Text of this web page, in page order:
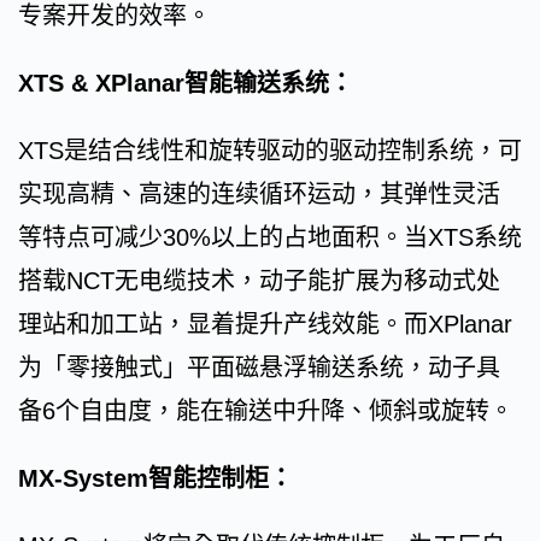
专案开发的效率。
XTS & XPlanar智能输送系统：
XTS是结合线性和旋转驱动的驱动控制系统，可
实现高精、高速的连续循环运动，其弹性灵活
等特点可减少30%以上的占地面积。当XTS系统
搭载NCT无电缆技术，动子能扩展为移动式处
理站和加工站，显着提升产线效能。而XPlanar
为「零接触式」平面磁悬浮输送系统，动子具
备6个自由度，能在输送中升降、倾斜或旋转。
MX-System智能控制柜：